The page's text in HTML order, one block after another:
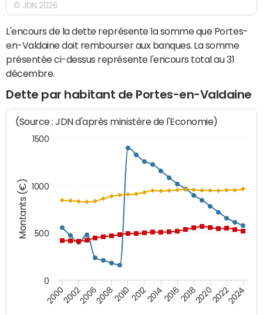
© JDN 2026
L'encours de la dette représente la somme que Portes-
en-Valdaine doit rembourser aux banques. La somme
présentée ci-dessus représente l'encours total au 31
décembre.
Dette par habitant de Portes-en-Valdaine
Montants (€)
(Source : JDN d'après ministère de l'Economie)
200020022006200820102012201420162018202020222024
0
500
1000
1500